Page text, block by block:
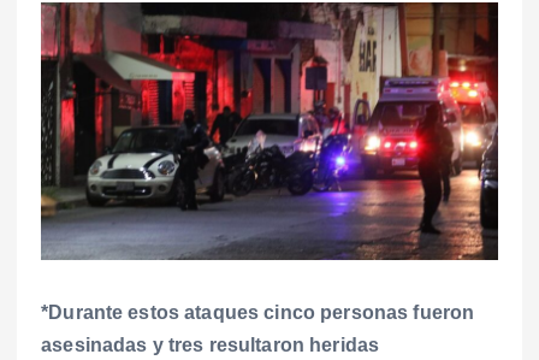
*Durante estos ataques cinco personas fueron
asesinadas y tres resultaron heridas